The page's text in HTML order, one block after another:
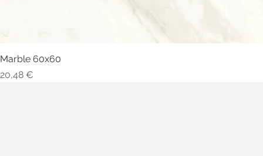
Marble 60x60
Preço
20,48 €